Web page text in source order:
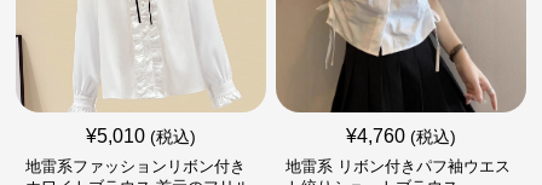
¥5,010 (税込)
地雷系ファッションリボン付き
¥4,760 (税込)
地雷系 リボン付きパフ袖ウエス